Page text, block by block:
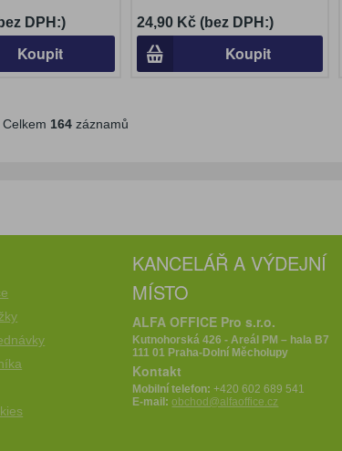
DPH:)
Koupit
24,90 Kč (bez DPH:)
Koupit
164záznamů
KANCELÁŘ A VÝDEJNÍ
MÍSTO
ALFA OFFICE Pro s.r.o.
Kutnohorská 426 - Areál PM – hala B7
111 01 Praha-Dolní Měcholupy
Kontakt
Mobilní telefon:+420 602 689 541
E-mail:obchod@alfaoffice.cz